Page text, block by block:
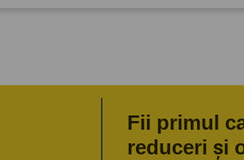
Fii primul
reduceri și